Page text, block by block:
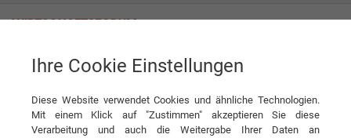
SEALABLE Solutions GmbH
Ihre Cookie Einstellungen
Diese Website verwendet Cookies und ähnliche Technologien.
Mit einem Klick auf "Zustimmen" akzeptieren Sie diese
Verarbeitung und auch die Weitergabe Ihrer Daten an